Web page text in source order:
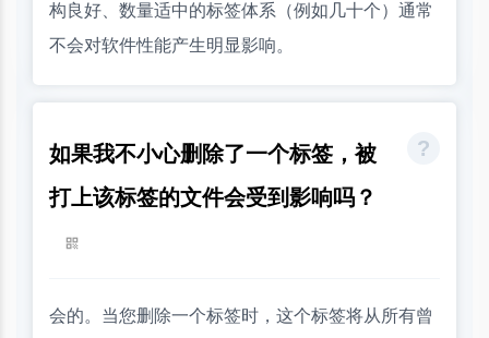
构良好、数量适中的标签体系（例如几十个）通常
不会对软件性能产生明显影响。
如果我不小心删除了一个标签，被
打上该标签的文件会受到影响吗？
会的。当您删除一个标签时，这个标签将从所有曾